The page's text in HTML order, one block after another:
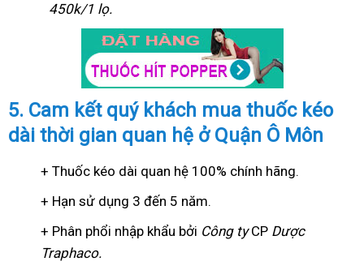
450k/1 lọ.
5. Cam kết quý khách mua thuốc kéo
dài thời gian quan hệ ở Quận Ô Môn
+ Thuốc kéo dài quan hệ 100% chính hãng.
+ Hạn sử dụng 3 đến 5 năm.
+ Phân phổi nhập khẩu bởi Công tyCP Dược
Traphaco.